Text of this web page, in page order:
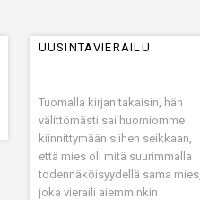
UUSINTAVIERAILU
Tuomalla kirjan takaisin, hän
välittömästi sai huomiomme
kiinnittymään siihen seikkaan,
että mies oli mitä suurimmalla
todennäköisyydellä sama mies,
joka vieraili aiemminkin